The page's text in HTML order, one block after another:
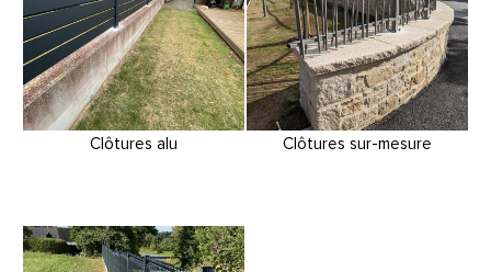
Clôtures alu Clôtures sur-mesure